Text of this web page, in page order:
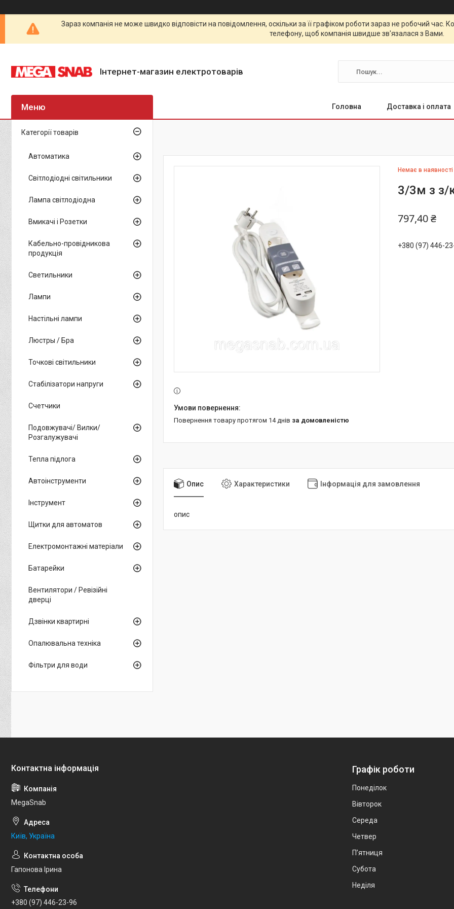
Зараз компанія не може швидко відповісти на повідомлення, оскільки за її графіком роботи зараз не робочий
телефону, щоб компанія швидше зв'язалася з Вами.
Інтернет-магазин електротоварів
Головна Доставка і оплата
Немає в наявності
3/3м з з/
797,40 ₴
+380 (97) 446-
повернення товару протягом 14 днів за домовленістю
Опис Характеристики Інформація для замовлення
опис
Категорії товарів
Автоматика
Світлодіодні світильники
Лампа світлодіодна
Вмикачі і Розетки
Кабельно-провідникова
продукція
Светильники
Лампи
Настільні лампи
Люстры / Бра
Точкові світильники
Стабілізатори напруги
Счетчики
Подовжувачі/ Вилки/
Розгалужувачі
Тепла підлога
Автоінструменти
Інструмент
Щитки для автоматов
Електромонтажні матеріали
Батарейки
Вентилятори / Ревізійні
дверці
Дзвінки квартирні
Опалювальна техніка
Фільтри для води
MegaSnab
Київ, Україна
Гапонова Ірина
+380 (97) 446-23-96
Графік роботи
Понеділок
Вівторок
Середа
Четвер
Пʼятниця
Субота
Неділя